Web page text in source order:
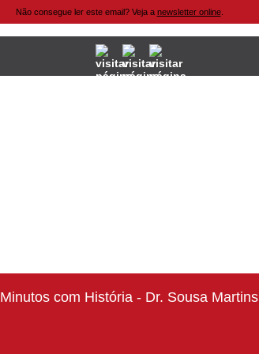
Não consegue ler este email? Veja a newsletter online.
Minutos com História - Dr. Sousa Martins